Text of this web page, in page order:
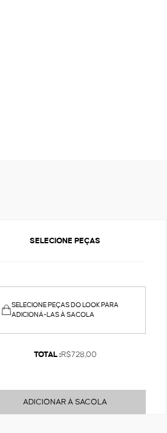
SELECIONE PEÇAS
SELECIONE PEÇAS DO LOOK PARA
ADICIONÁ-LAS À SACOLA
TOTAL :R$728,00
ADICIONAR À SACOLA